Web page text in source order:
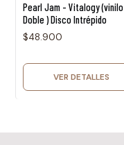
Pearl Jam - Vitalogy (vinilo
Doble ) Disco Intrépido
$48.900
VER DETALLES